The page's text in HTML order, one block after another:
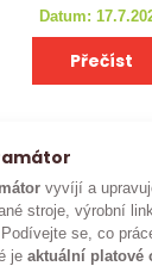
Datum:
Přečíst
vyvíjí a
stroje, výrobní
se, co
je aktuální platové